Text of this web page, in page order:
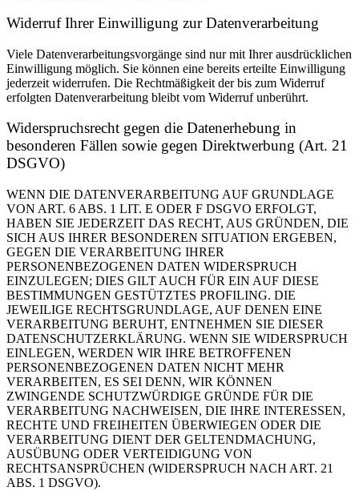
Widerruf Ihrer Einwilligung zur Datenverarbeitung
Viele Datenverarbeitungsvorgänge sind nur mit Ihrer ausdrücklichen
Einwilligung möglich. Sie können eine bereits erteilte Einwilligung
jederzeit widerrufen. Die Rechtmäßigkeit der bis zum Widerruf
erfolgten Datenverarbeitung bleibt vom Widerruf unberührt.
Widerspruchsrecht gegen die Datenerhebung in
besonderen Fällen sowie gegen Direktwerbung (Art. 21
DSGVO)
WENN DIE DATENVERARBEITUNG AUF GRUNDLAGE
VON ART. 6 ABS. 1 LIT. E ODER F DSGVO ERFOLGT,
HABEN SIE JEDERZEIT DAS RECHT, AUS GRÜNDEN, DIE
SICH AUS IHRER BESONDEREN SITUATION ERGEBEN,
GEGEN DIE VERARBEITUNG IHRER
PERSONENBEZOGENEN DATEN WIDERSPRUCH
EINZULEGEN; DIES GILT AUCH FÜR EIN AUF DIESE
BESTIMMUNGEN GESTÜTZTES PROFILING. DIE
JEWEILIGE RECHTSGRUNDLAGE, AUF DENEN EINE
VERARBEITUNG BERUHT, ENTNEHMEN SIE DIESER
DATENSCHUTZERKLÄRUNG. WENN SIE WIDERSPRUCH
EINLEGEN, WERDEN WIR IHRE BETROFFENEN
PERSONENBEZOGENEN DATEN NICHT MEHR
VERARBEITEN, ES SEI DENN, WIR KÖNNEN
ZWINGENDE SCHUTZWÜRDIGE GRÜNDE FÜR DIE
VERARBEITUNG NACHWEISEN, DIE IHRE INTERESSEN,
RECHTE UND FREIHEITEN ÜBERWIEGEN ODER DIE
VERARBEITUNG DIENT DER GELTENDMACHUNG,
AUSÜBUNG ODER VERTEIDIGUNG VON
RECHTSANSPRÜCHEN (WIDERSPRUCH NACH ART. 21
ABS. 1 DSGVO).